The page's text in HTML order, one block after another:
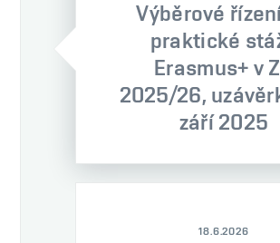
Výběrové
praktické
Erasmus+ v
2025/26,
září 2025
18.6.2026